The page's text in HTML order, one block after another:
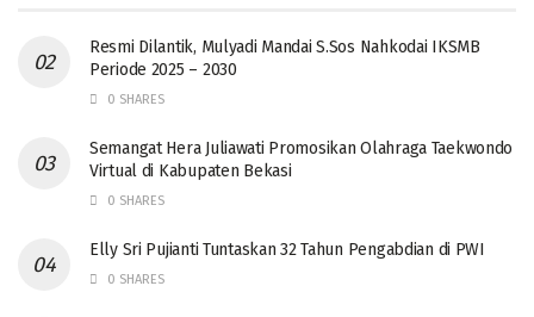
Resmi Dilantik, Mulyadi Mandai S.Sos Nahkodai IKSMB
Periode 2025 – 2030
0 SHARES
Semangat Hera Juliawati Promosikan Olahraga Taekwondo
Virtual di Kabupaten Bekasi
0 SHARES
Elly Sri Pujianti Tuntaskan 32 Tahun Pengabdian di PWI
0 SHARES